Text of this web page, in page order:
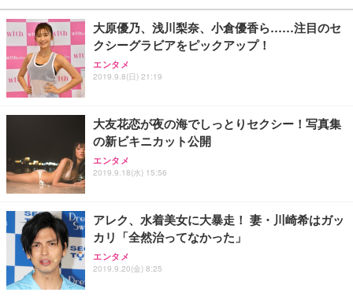
大原優乃、浅川梨奈、小倉優香ら……注目のセ
クシーグラビアをピックアップ！
エンタメ
2019.9.8(日) 21:19
大友花恋が夜の海でしっとりセクシー！写真集
の新ビキニカット公開
エンタメ
2019.9.18(水) 15:56
アレク、水着美女に大暴走！ 妻・川崎希はガッ
カリ「全然治ってなかった」
エンタメ
2019.9.20(金) 8:25